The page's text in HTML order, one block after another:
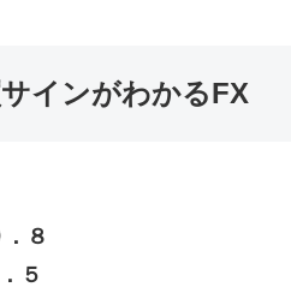
インがわかるFX
８
５